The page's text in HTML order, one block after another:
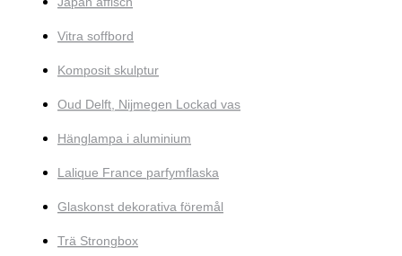
Vitra soffbord
Komposit skulptur
Oud Delft, Nijmegen Lockad vas
Hänglampa i aluminium
Lalique France parfymflaska
Glaskonst dekorativa föremål
Trä Strongbox